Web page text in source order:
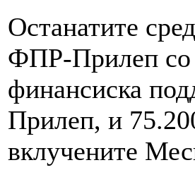
Останатите
ФПР-Прилеп
финансиска
Прилеп, и
вклучените